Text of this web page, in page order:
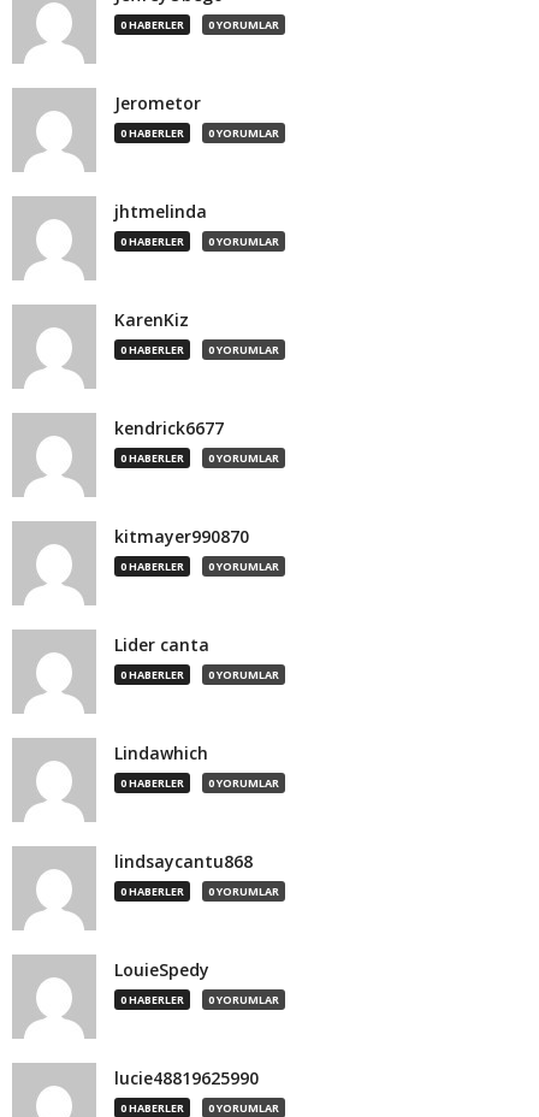
0 HABERLER 0 YORUMLAR
Jerometor
0 HABERLER 0 YORUMLAR
jhtmelinda
0 HABERLER 0 YORUMLAR
KarenKiz
0 HABERLER 0 YORUMLAR
kendrick6677
0 HABERLER 0 YORUMLAR
kitmayer990870
0 HABERLER 0 YORUMLAR
Lider canta
0 HABERLER 0 YORUMLAR
Lindawhich
0 HABERLER 0 YORUMLAR
lindsaycantu868
0 HABERLER 0 YORUMLAR
LouieSpedy
0 HABERLER 0 YORUMLAR
lucie48819625990
0 HABERLER 0 YORUMLAR